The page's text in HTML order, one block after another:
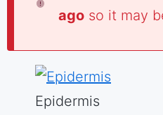
ago so it may
Epidermis